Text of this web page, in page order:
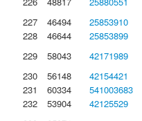
227
46494 25853910
228
46644 25853899
229
58043 42171989
230
56148 42154421
231
60334 541003683
232
53904 42125529